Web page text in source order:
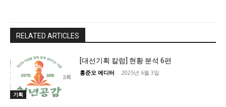
RELATED ARTICLES
기획
[대선기획 칼럼] 현황 분석 6편
홍준오 에디터 - 2025년 6월 3일